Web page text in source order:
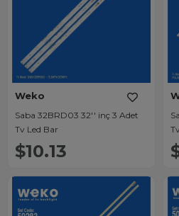
Weko
Saba 32BRD03 32'' inç 3 Adet
Tv Led Bar
$10.13